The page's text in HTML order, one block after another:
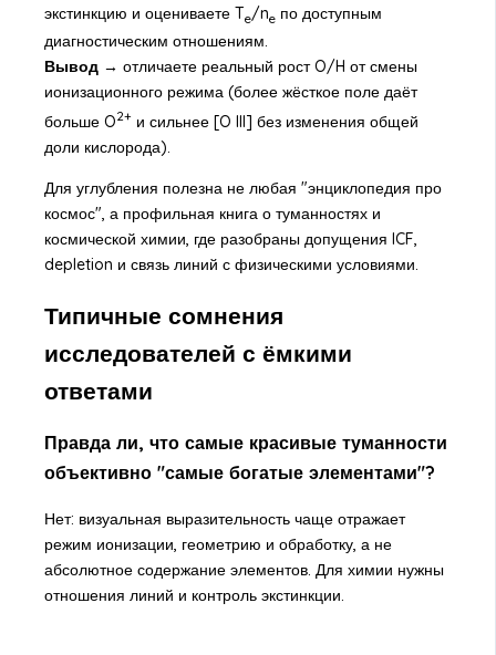
экстинкцию и оцениваете Te/neпо доступным
диагностическим отношениям.
Вывод → отличаете реальный рост O/H от смены
ионизационного режима (более жёсткое поле даёт
больше O2+ и сильнее [O III] без изменения общей
доли кислорода).
Для углубления полезна не любая "энциклопедия про
космос", а профильная книга о туманностях и
космической химии , где разобраны допущения ICF,
depletion и связь линий с физическими условиями.
Типичные сомнения
исследователей с ёмкими
ответами
Правда ли, что самые красивые туманности
объективно "самые богатые элементами"?
Нет: визуальная выразительность чаще отражает
режим ионизации, геометрию и обработку, а не
абсолютное содержание элементов. Для химии нужны
отношения линий и контроль экстинкции.